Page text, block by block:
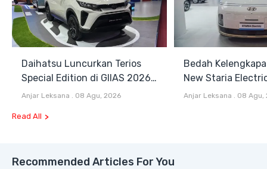
Daihatsu Luncurkan Terios
Special Edition di GIIAS 2026,
Stok Terbatas
Anjar Leksana 08 Agu, 2026
Bedah
New Staria
Hybrid yang
Anjar Leksana 08 Agu,
Read All
Recommended Articles For You